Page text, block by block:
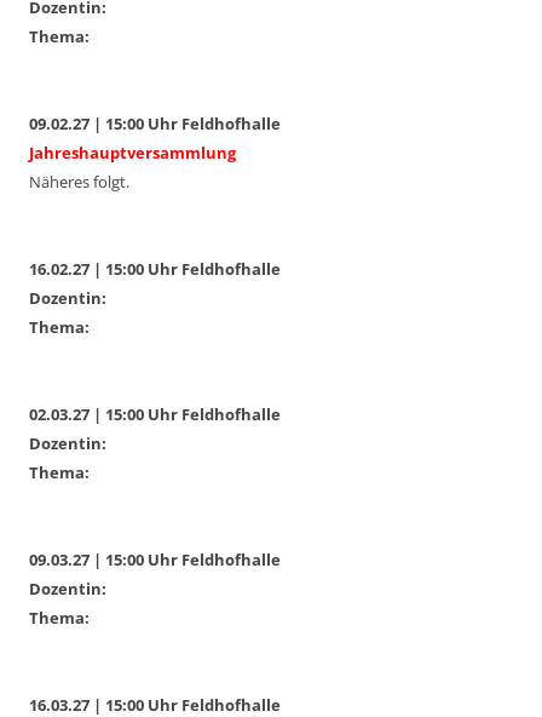
Dozentin:
Thema:
09.02.27 | 15:00 Uhr Feldhofhalle
Jahreshauptversammlung
Näheres folgt.
16.02.27 | 15:00 Uhr Feldhofhalle
Dozentin:
Thema:
02.03.27 | 15:00 Uhr Feldhofhalle
Dozentin:
Thema:
09.03.27 | 15:00 Uhr Feldhofhalle
Dozentin:
Thema:
16.03.27 | 15:00 Uhr Feldhofhalle